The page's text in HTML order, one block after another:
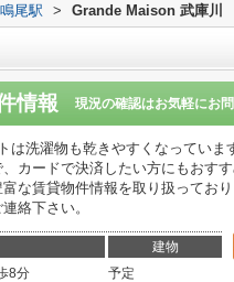
尾駅 > Grande Maison 武庫川
情報 現況の確認はお気軽にお
は洗濯物も乾きやすくなっていま
カードで決済したい方にもおす
な賃貸物件情報を取り扱ってお
絡下さい。
建物
8分
予定